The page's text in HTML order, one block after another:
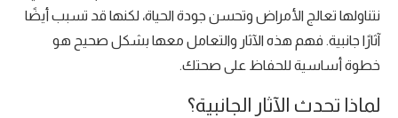
نتناولها تعالج الأمراض وتحسن جودة الحياة، لكنها قد تسبب أيضًا
آثارًا جانبية. فهم هذه الآثار والتعامل معها بشكل صحيح هو
خطوة أساسية للحفاظ على صحتك.
لماذا تحدث الآثار الجانبية؟